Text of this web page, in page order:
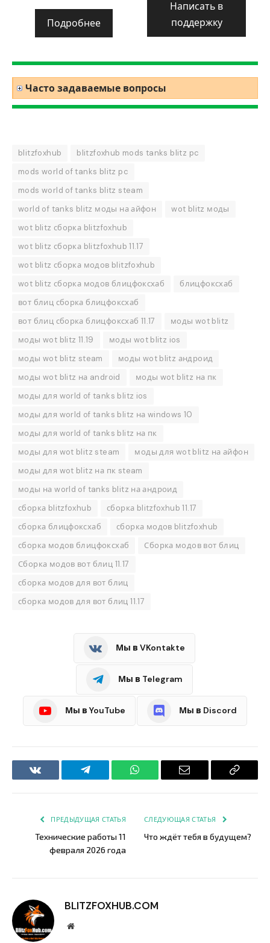
Подробнее
Написать в
поддержку
Часто задаваемые вопросы
blitzfoxhub
blitzfoxhub mods tanks blitz pc
mods world of tanks blitz pc
mods world of tanks blitz steam
world of tanks blitz моды на айфон
wot blitz моды
wot blitz сборка blitzfoxhub
wot blitz сборка blitzfoxhub 11.17
wot blitz сборка модов blitzfoxhub
wot blitz сборка модов блицфоксхаб
блицфоксхаб
вот блиц сборка блицфоксхаб
вот блиц сборка блицфоксхаб 11.17
моды wot blitz
моды wot blitz 11.19
моды wot blitz ios
моды wot blitz steam
моды wot blitz андроид
моды wot blitz на android
моды wot blitz на пк
моды для world of tanks blitz ios
моды для world of tanks blitz на windows 10
моды для world of tanks blitz на пк
моды для wot blitz steam
моды для wot blitz на айфон
моды для wot blitz на пк steam
моды на world of tanks blitz на андроид
сборка blitzfoxhub
сборка blitzfoxhub 11.17
сборка блицфоксхаб
сборка модов blitzfoxhub
сборка модов блицфоксхаб
Сборка модов вот блиц
Сборка модов вот блиц 11.17
сборка модов для вот блиц
сборка модов для вот блиц 11.17
Мы в VKontakte
Мы в Telegram
Мы в YouTube Мы в Discord
VKontakteTelegram WhatsApp Email
Copy
ПРЕДЫДУЩАЯ СТАТЬЯ
Технические работы 11
февраля 2026 года
СЛЕДУЮЩАЯ СТАТЬЯ
Что ждёт тебя в будущем?
BLITZFOXHUB.COM
Website